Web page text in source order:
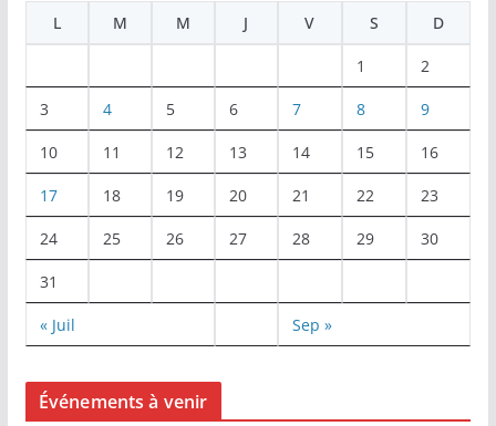
L
M M J V S D
1 2
3 4 5 6 7 8 9
10 11 12 13 14 15 16
17 18 19 20 21 22 23
24 25 26 27 28 29 30
31
« Juil Sep »
Événements à venir